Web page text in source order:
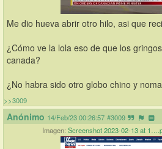
Me dio hueva abrir otro hilo, asi que
¿Cómo ve la lola eso de que los
canada?
¿No habra sido otro globo chino y
>>3009
Anónimo 14/Feb/23 00:26:57 #3009
Imagen: Screenshot 2023-02-13 at